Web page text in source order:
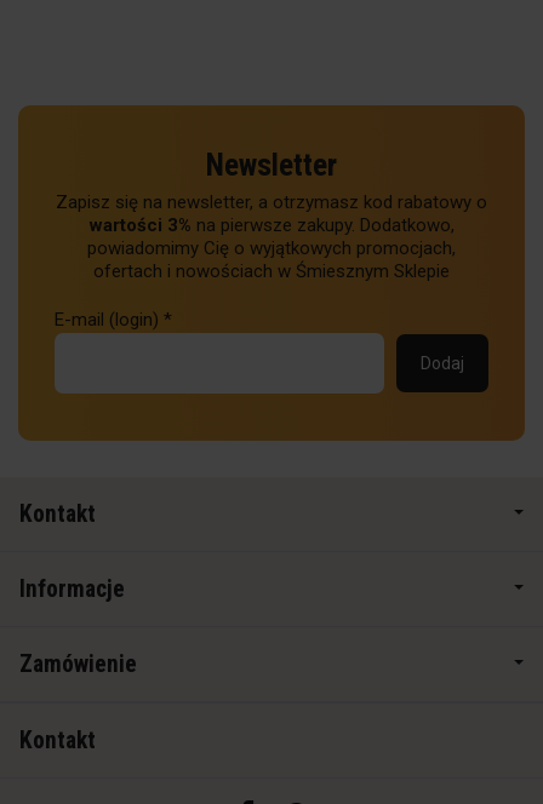
Newsletter
Zapisz się na newsletter, a otrzymasz kod rabatowy o
wartości 3% na pierwsze zakupy. Dodatkowo,
powiadomimy Cię o wyjątkowych promocjach,
ofertach i nowościach w Śmiesznym Sklepie
E-mail (login) *
Kontakt
Informacje
Zamówienie
Kontakt